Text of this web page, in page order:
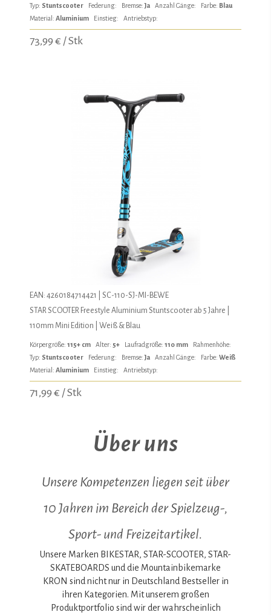
Typ: Stuntscooter Federung: Bremse:Ja Anzahl Gänge: Farbe: Blau
Material: Aluminium Einstieg: Antriebstyp:
73,99 € / Stk
EAN: 4260184714421 | SC-110-SJ-MI-BEWE
STAR SCOOTER Freestyle Aluminium Stuntscooter ab 5 Jahre |
110mm Mini Edition | Weiß & Blau
Körpergröße: 115+ cm Alter: 5+ Laufradgröße: 110 mm
Rahmenhöhe:
Typ: Stuntscooter Federung: Bremse:Ja Anzahl Gänge: Farbe: Weiß
Material: Aluminium Einstieg: Antriebstyp:
71,99 € / Stk
Über uns
Unsere Kompetenzen liegen seit über
10 Jahren im Bereich der Spielzeug-,
Sport- und Freizeitartikel.
Unsere Marken BIKESTAR, STAR-SCOOTER, STAR-
SKATEBOARDS und die Mountainbikemarke
KRON sind nicht nur in Deutschland Bestseller in
ihren Kategorien. Mit unserem großen
Produktportfolio sind wir der wahrscheinlich